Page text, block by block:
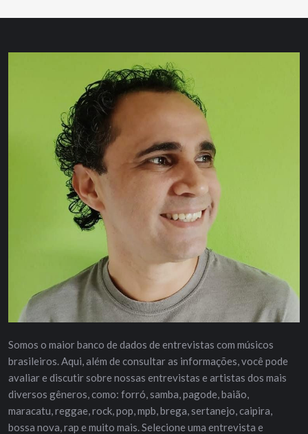
Somos o maior banco de dados de entrevistas com músicos
brasileiros. Aqui, além de consultar as informações, você pode
avaliar e discutir sobre nossas entrevistas e artistas dos mais
diversos gêneros, como: forró, samba, pagode, baião,
maracatu, reggae, rock, pop, mpb, brega, sertanejo, caipira,
bossa nova, rap e muito mais. Selecione uma entrevista e